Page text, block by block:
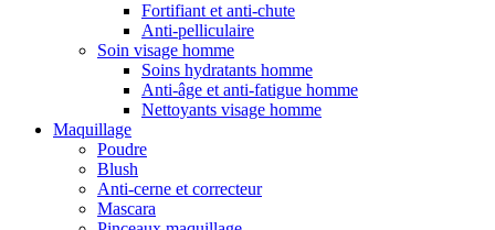
Fortifiant et anti-chute
Anti-pelliculaire
Soin visage homme
Soins hydratants homme
Anti-âge et anti-fatigue homme
Nettoyants visage homme
Maquillage
Poudre
Blush
Anti-cerne et correcteur
Mascara